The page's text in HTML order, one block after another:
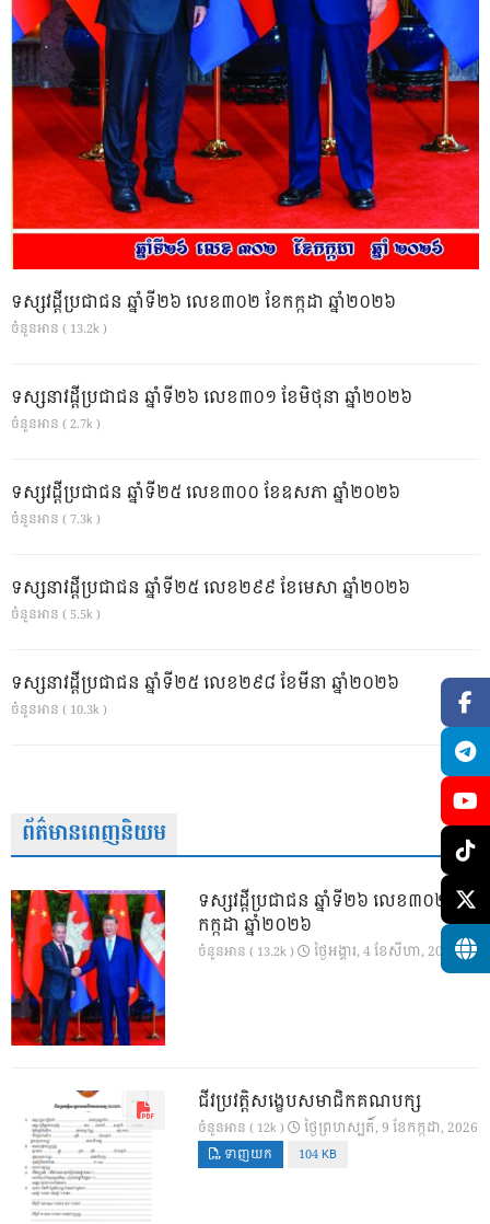
ទស្សវដ្តីប្រជាជន ឆ្នាំទី២៦ លេខ៣០២ ខែកក្កដា ឆ្នាំ២០២៦
ចំនួនអាន ( 13.2k )
ទស្សនាវដ្ដីប្រជាជន ឆ្នាំទី២៦ លេខ៣០១ ខែមិថុនា ឆ្នាំ២០២៦
ចំនួនអាន ( 2.7k )
ទស្សវដ្តីប្រជាជន ឆ្នាំទី២៥ លេខ៣០០ ខែឧសភា ឆ្នាំ២០២៦
ចំនួនអាន ( 7.3k )
ទស្សនាវដ្ដីប្រជាជន ឆ្នាំទី២៥ លេខ២៩៩ ខែមេសា ឆ្នាំ២០២៦
ចំនួនអាន ( 5.5k )
ទស្សនាវដ្ដីប្រជាជន ឆ្នាំទី២៥ លេខ២៩៨ ខែមីនា ឆ្នាំ២០២៦
ចំនួនអាន ( 10.3k )
ព័ត៌មានពេញនិយម
ទស្សវដ្តីប្រជាជន ឆ្នាំទី២៦ លេខ៣០២ ខែ
កក្កដា ឆ្នាំ២០២៦
ចំនួនអាន ( 13.2k ) ថ្ងៃ​អង្គារ, 4 ខែ​សីហា, 2026
ជីវប្រវត្តិសង្ខេបសមាជិកគណបក្ស
ចំនួនអាន ( 12k ) ថ្ងៃ​ព្រហស្បតិ៍, 9 ខែ​កក្កដា, 2026
ទាញយក 104 KB